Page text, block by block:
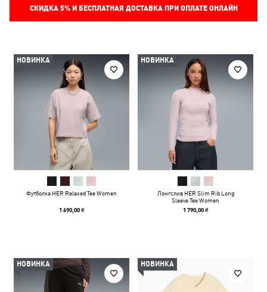
СКИДКА 5%И БЕСПЛАТНАЯ ДОСТАВКА ПРИ ОПЛАТЕ ОНЛАЙН
НОВИНКА
Футболка HER Relaxed Tee Women
1 690,00 ₴
НОВИНКА
Лонгслив HER Slim Rib Long
Sleeve Tee Women
1 790,00 ₴
НОВИНКА НОВИНКА